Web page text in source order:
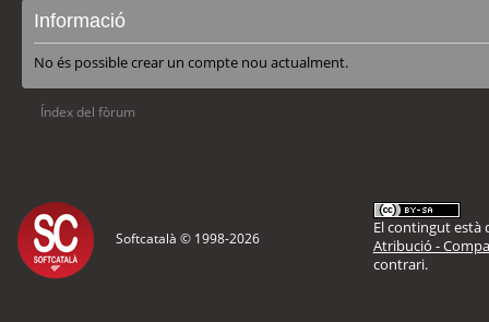
Informació
No és possible crear un compte nou actualment.
Índex del fòrum
Softcatalà © 1998-2026
El contingut està
Atribució -
contrari.